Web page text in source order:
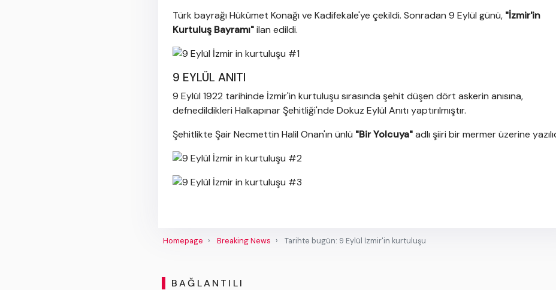
Türk bayrağı Hükûmet Konağı ve Kadifekale'ye çekildi. Sonradan 9 Eylül günü, "İzmir'in
Kurtuluş Bayramı"ilan edildi.
9 EYLÜL ANITI
9 Eylül 1922 tarihinde İzmir'in kurtuluşu sırasında şehit düşen dört askerin anısına,
defnedildikleri Halkapınar Şehitliği'nde Dokuz Eylül Anıtı yaptırılmıştır.
Şehitlikte Şair Necmettin Halil Onan'ın ünlü "Bir Yolcuya"adlı şiiri bir mermer üzerine
Homepage Breaking News Tarihte bugün: 9 Eylül İzmir'in kurtuluşu
BAĞLANTILI